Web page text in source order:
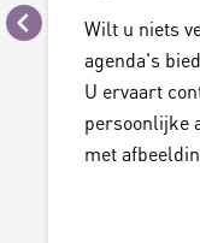
Vorige Wilt u niets
agenda's
U ervaart
persoonlijke
met